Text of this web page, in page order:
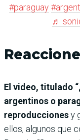
#paraguay
♬
El video, titulado
argentinos o
reproduccionesy
ellos, algunos que